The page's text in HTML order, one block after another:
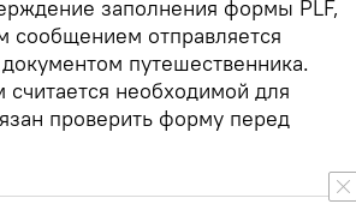
заполнения формы PLF,
сообщением отправляется
путешественника.
необходимой для
проверить форму перед